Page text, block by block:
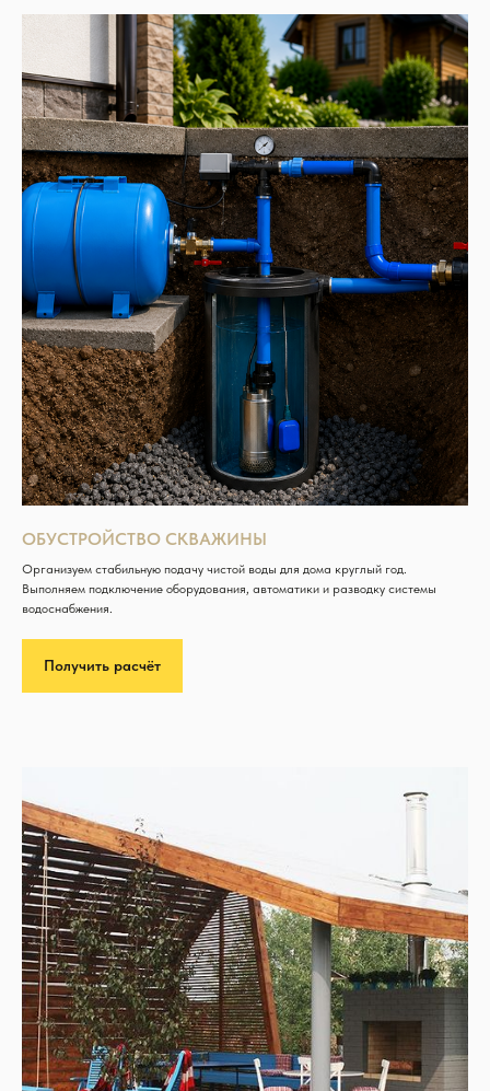
ОБУСТРОЙСТВО СКВАЖИНЫ
Организуем стабильную подачу чистой воды для дома круглый год.
Выполняем подключение оборудования, автоматики и разводку системы
водоснабжения.
Получить расчёт